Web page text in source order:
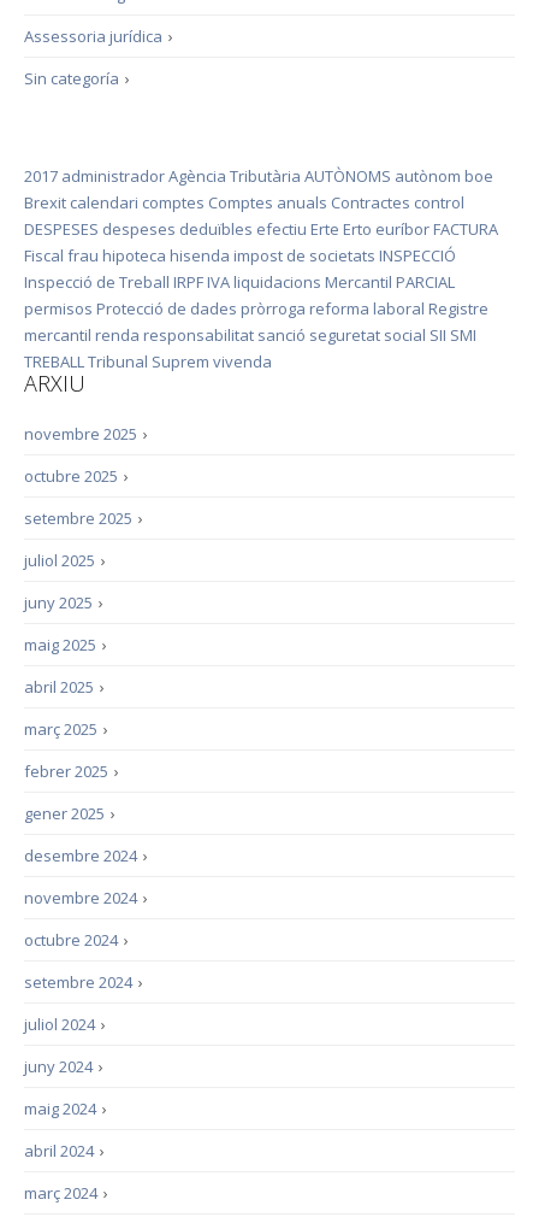
›
Assessoria jurídica
›
Sin categoría
2017 administradorAgència Tributària AUTÒNOMS autònom boe
Brexit calendari comptes Comptes anuals Contractes control
DESPESES despeses deduïbles efectiu Erte Erto euríbor FACTURA
Fiscal frau hipoteca hisenda impost de societats INSPECCIÓ
Inspecció de Treball IRPF IVA liquidacions Mercantil PARCIAL
permisos Protecció de dades pròrroga reforma laboral Registre
mercantil renda responsabilitat sanció seguretat social SII SMI
TREBALLTribunal Suprem vivenda
ARXIU
›
novembre 2025
›
octubre 2025
›
setembre 2025
›
juliol 2025
›
juny 2025
›
maig 2025
›
abril 2025
›
març 2025
›
febrer 2025
›
gener 2025
›
desembre 2024
›
novembre 2024
›
octubre 2024
›
setembre 2024
›
juliol 2024
›
juny 2024
›
maig 2024
›
abril 2024
›
març 2024